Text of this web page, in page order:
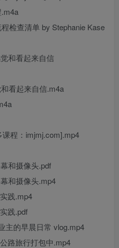
.m4a
程检查清单 by Stephanie Kase
和看起来自信
看起来自信.m4a
课程：imjmj.com].mp4
和摄像头.pdf
和摄像头.mp4
践.mp4
践.pdf
主的早晨日常 vlog.mp4
路旅行打包中.mp4